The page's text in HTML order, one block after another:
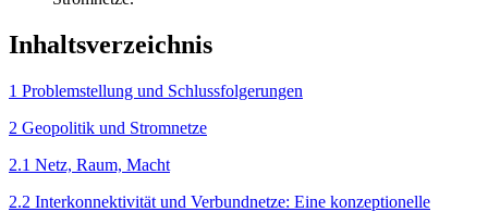
Inhaltsverzeichnis
1 Problemstellung und Schlussfolgerungen
2 Geopolitik und Stromnetze
2.1 Netz, Raum, Macht
2.2 Interkonnektivität und Verbundnetze: Eine konzeptionelle